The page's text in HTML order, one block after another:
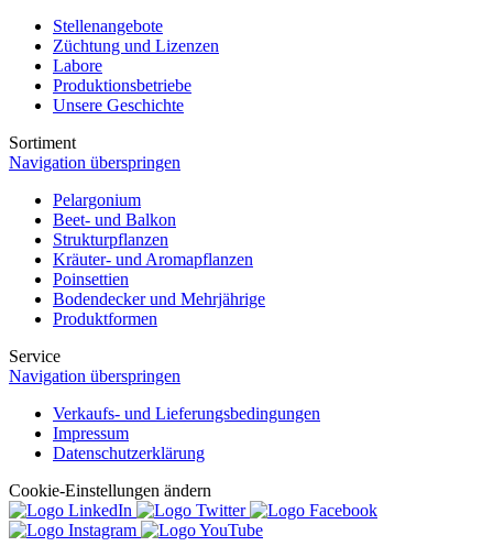
Stellenangebote
Züchtung und Lizenzen
Labore
Produktionsbetriebe
Unsere Geschichte
Sortiment
Navigation überspringen
Pelargonium
Beet- und Balkon
Strukturpflanzen
Kräuter- und Aromapflanzen
Poinsettien
Bodendecker und Mehrjährige
Produktformen
Service
Navigation überspringen
Verkaufs- und Lieferungsbedingungen
Impressum
Datenschutzerklärung
Cookie-Einstellungen ändern